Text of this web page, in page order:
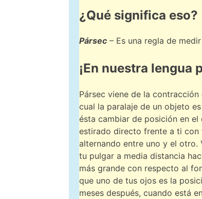
¿Qué significa eso?
Pársec – Es una regla de
¡En nuestra lengua
Pársec viene de la
cual la paralaje de un objeto
ésta cambiar de posición en
estirado directo frente a ti con
alternando entre uno y el
tu pulgar a media distancia
más grande con respecto al
que uno de tus ojos es la
meses después, cuando está